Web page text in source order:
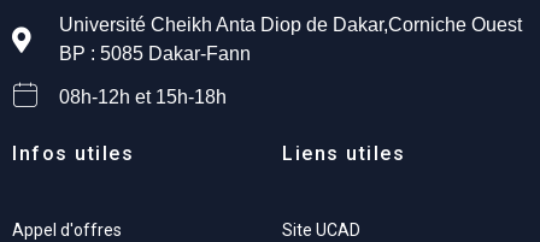
Université Cheikh Anta Diop de Dakar,Corniche Ouest
BP : 5085 Dakar-Fann
08h-12h et 15h-18h
Infos utiles
Appel d'offres
Liens utiles
Site UCAD